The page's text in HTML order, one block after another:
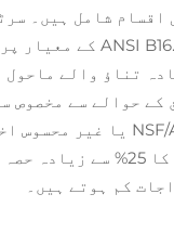
اقسام شامل ہیں۔
کے حوالے سے
فیلڈ میں ناکامیوں
کم ہوتے ہیں۔